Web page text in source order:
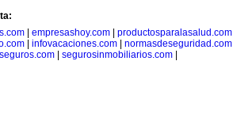
| empresashoy.com| productosparalasalud.com|
infovacaciones.com normasdeseguridad.com
segurosinmobiliarios.com